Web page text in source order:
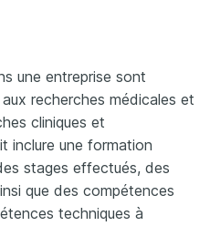
une entreprise sont
recherches médicales et
cliniques et
inclure une formation
stages effectués, des
que des compétences
techniques à